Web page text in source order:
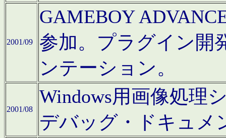
2001/09
GAMEBOY
参加。プラグイン開
ンテーション。
2001/08
Windows用画像処理
デバッグ・ドキュメ